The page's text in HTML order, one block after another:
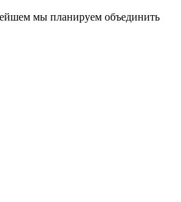
мы планируем объединить